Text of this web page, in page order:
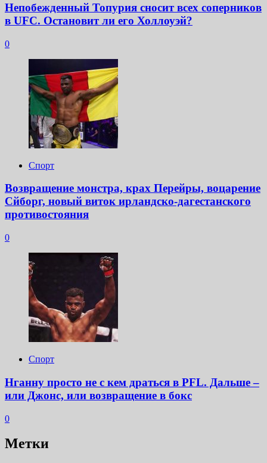
Непобежденный Топурия сносит всех соперников
в UFC. Остановит ли его Холлоуэй?
0
Спорт
Возвращение монстра, крах Перейры, воцарение
Сйборг, новый виток ирландско-дагестанского
противостояния
0
Спорт
Нганну просто не с кем драться в PFL. Дальше –
или Джонс, или возвращение в бокс
0
Метки